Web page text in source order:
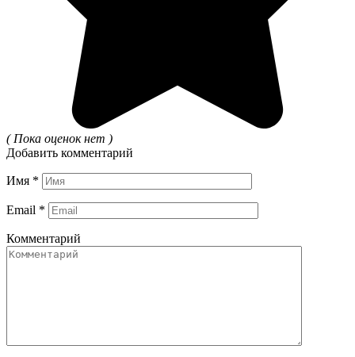
( Пока оценок нет )
Добавить комментарий
Имя *
Email *
Комментарий